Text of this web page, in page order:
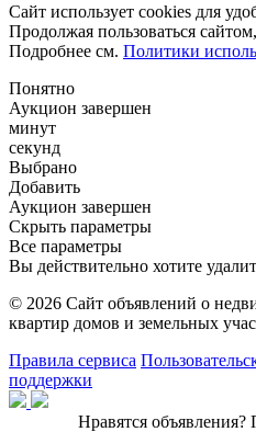
Сайт использует cookies для
Продолжая пользоваться
Подробнее см. Политики
Понятно
Аукцион завершен
минут
секунд
Выбрано
Добавить
Аукцион завершен
Скрыть параметры
Все параметры
Вы действительно хотите
© 2026 Сайт объявлений о
квартир домов и земельных
Правила сервиса
поддержки
Нравятся объявления?